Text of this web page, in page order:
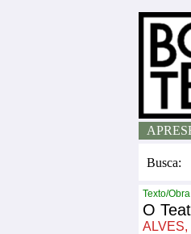
Busca:
Texto/Obra
O
ALVES,